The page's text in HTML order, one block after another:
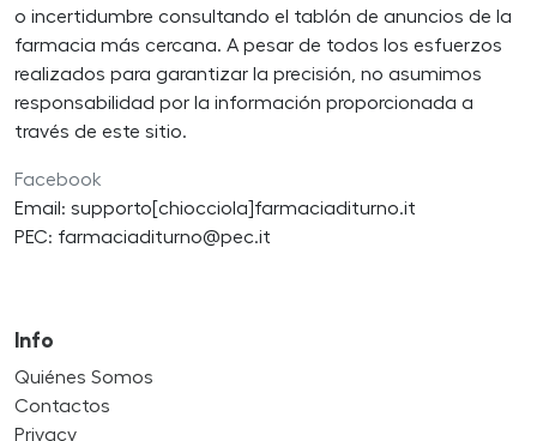
o incertidumbre consultando el tablón de anuncios de la
farmacia más cercana. A pesar de todos los esfuerzos
realizados para garantizar la precisión, no asumimos
responsabilidad por la información proporcionada a
través de este sitio.
Facebook
Email: supporto[chiocciola]farmaciaditurno.it
PEC: farmaciaditurno@pec.it
Info
Quiénes Somos
Contactos
Privacy